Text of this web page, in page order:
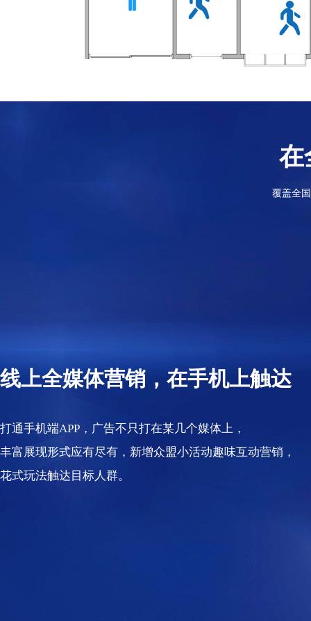
在
覆盖全
线上全媒体营销，在手机上触达
打通手机端APP，广告不只打在某几个媒体上，
丰富展现形式应有尽有，新增众盟小活动趣味互动营销，
花式玩法触达目标人群。